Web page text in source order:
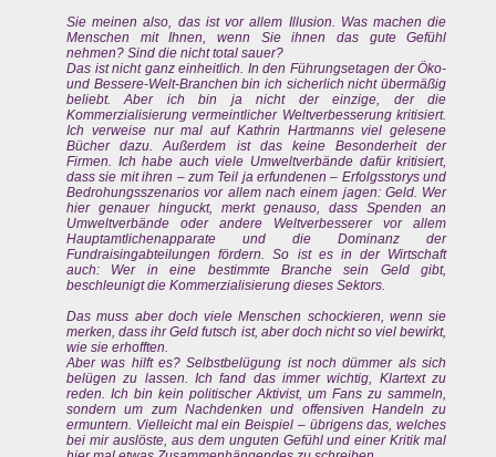
Sie meinen also, das ist vor allem Illusion. Was machen die
Menschen mit Ihnen, wenn Sie ihnen das gute Gefühl
nehmen? Sind die nicht total sauer?
Das ist nicht ganz einheitlich. In den Führungsetagen der Öko-
und Bessere-Welt-Branchen bin ich sicherlich nicht übermäßig
beliebt. Aber ich bin ja nicht der einzige, der die
Kommerzialisierung vermeintlicher Weltverbesserung kritisiert.
Ich verweise nur mal auf Kathrin Hartmanns viel gelesene
Bücher dazu. Außerdem ist das keine Besonderheit der
Firmen. Ich habe auch viele Umweltverbände dafür kritisiert,
dass sie mit ihren – zum Teil ja erfundenen – Erfolgsstorys und
Bedrohungsszenarios vor allem nach einem jagen: Geld. Wer
hier genauer hinguckt, merkt genauso, dass Spenden an
Umweltverbände oder andere Weltverbesserer vor allem
Hauptamtlichenapparate und die Dominanz der
Fundraisingabteilungen fördern. So ist es in der Wirtschaft
auch: Wer in eine bestimmte Branche sein Geld gibt,
beschleunigt die Kommerzialisierung dieses Sektors.
Das muss aber doch viele Menschen schockieren, wenn sie
merken, dass ihr Geld futsch ist, aber doch nicht so viel bewirkt,
wie sie erhofften.
Aber was hilft es? Selbstbelügung ist noch dümmer als sich
belügen zu lassen. Ich fand das immer wichtig, Klartext zu
reden. Ich bin kein politischer Aktivist, um Fans zu sammeln,
sondern um zum Nachdenken und offensiven Handeln zu
ermuntern. Vielleicht mal ein Beispiel – übrigens das, welches
bei mir auslöste, aus dem unguten Gefühl und einer Kritik mal